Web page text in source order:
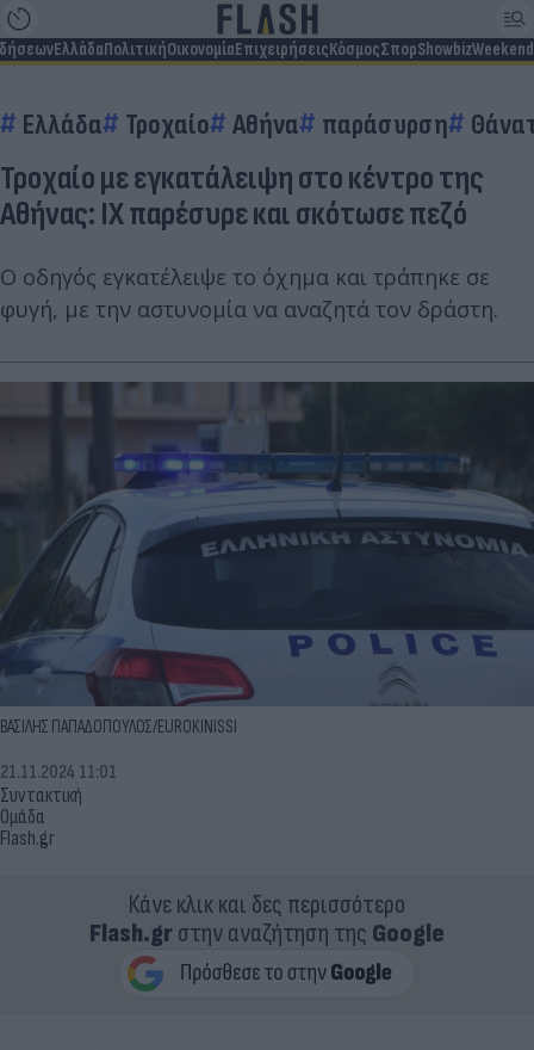
ΕλλάδαΠολιτικήΟικονομίαΕπιχειρήσειςΚόσμοςΣπορShowbizWeekend
Ελλάδα Τροχαίο Αθήνα παράσυρση
Τροχαίο με εγκατάλειψη στο κέντρο της
Αθήνας: ΙΧ παρέσυρε και σκότωσε πεζό
Ο οδηγός εγκατέλειψε το όχημα και τράπηκε σε
φυγή, με την αστυνομία να αναζητά τον δράστη.
ΒΑΣΙΛΗΣ ΠΑΠΑΔΟΠΟΥΛΟΣ/EUROKINISSI
Συντακτική
Ομάδα
Flash.gr
21.11.2024 11:01
Κάνε κλικ και δες περισσότερο
Flash.grστην αναζήτηση της Google